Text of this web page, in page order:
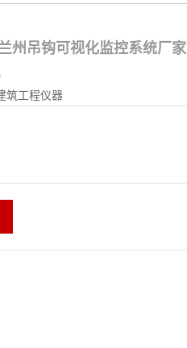
州吊钩可视化监控系统厂家
筑工程仪器